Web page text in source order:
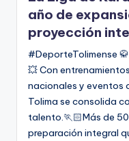
año de
proyección
#DeporteTolimense
💥 Con
nacionales y eventos
Tolima se consolida
talento.🏃🏻Más de
preparación integral